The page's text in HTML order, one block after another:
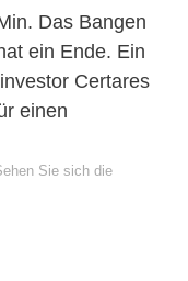
Das Bangen
ein Ende. Ein
Certares
einen
Sie sich die